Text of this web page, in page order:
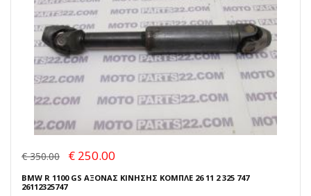
€ 350.00 € 250.00
BMW R 1100 GS ΑΞΟΝΑΣ ΚΙΝΗΣΗΣ ΚΟΜΠΛΕ 26 11 2 325 747
26112325747